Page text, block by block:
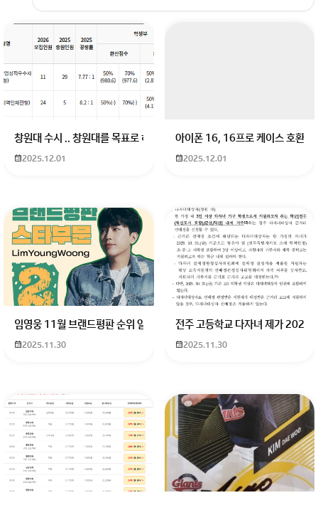
창원대 수시 .. 창원대를 목표로 하고 있는 09년생입니다 지금 제 내신이 5
2025.12.01
아이폰 16, 16프로 케이스 호환
2025.12.01
임영웅 11월 브랜드평판 순위 알고싶어요 임영웅 11월 브랜드평판에서
2025.11.30
전주 고등학교 다자녀 제가 2027
2025.11.30